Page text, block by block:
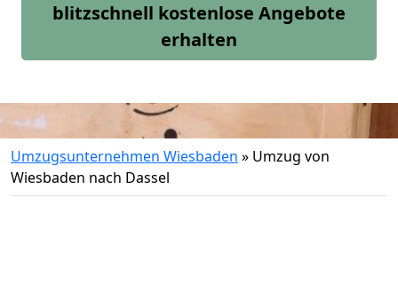
blitzschnell kostenlose Angebote
erhalten
Umzugsunternehmen Wiesbaden » Umzug von
Wiesbaden nach Dassel